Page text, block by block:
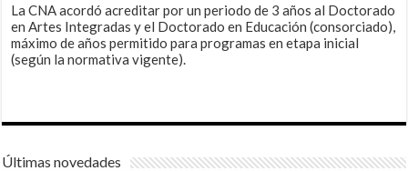
La CNA acordó acreditar por un periodo de 3 años al Doctorado
en Artes Integradas y el Doctorado en Educación (consorciado),
máximo de años permitido para programas en etapa inicial
(según la normativa vigente).
Últimas novedades